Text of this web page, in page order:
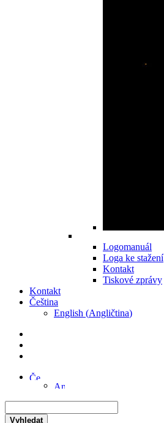
Logomanuál
Loga ke stažení
Kontakt
Tiskové zprávy
Kontakt
Čeština
English (Angličtina)
Vyhledat